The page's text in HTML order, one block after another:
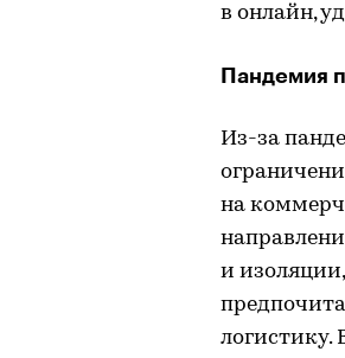
в онлайн,
Пандемия
Из-за
на
и
логистику.